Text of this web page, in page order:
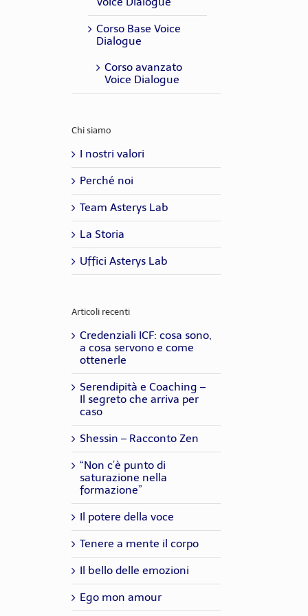
Corso Base Voice
Dialogue
Corso avanzato
Voice Dialogue
Chi siamo
I nostri valori
Perché noi
Team Asterys Lab
La Storia
Uffici Asterys Lab
Articoli recenti
Credenziali ICF: cosa sono,
a cosa servono e come
ottenerle
Serendipità e Coaching –
Il segreto che arriva per
caso
Shessin – Racconto Zen
“Non c’è punto di
saturazione nella
formazione”
Il potere della voce
Tenere a mente il corpo
Il bello delle emozioni
Ego mon amour